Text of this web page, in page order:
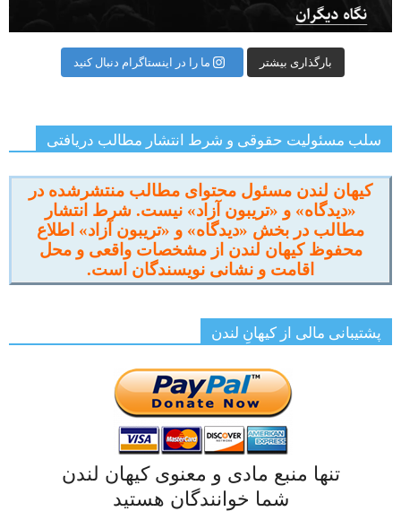
بارگذاری بیشتر ما را در اینستاگرام دنبال کنید
سلب مسئولیت حقوقی و شرط انتشار مطالب دریافتی
کیهان لندن مسئول محتوای مطالب منتشرشده در
«دیدگاه» و «تریبون آزاد» نیست. شرط انتشار
مطالب در بخش «دیدگاه» و «تریبون آزاد» اطلاع
محفوظ کیهان لندن از مشخصات واقعی و محل
اقامت و نشانی نویسندگان است.
پشتیبانی مالی از کیهانِ لندن
تنها منبع مادی و معنوی کیهان لندن
شما خوانندگان هستید